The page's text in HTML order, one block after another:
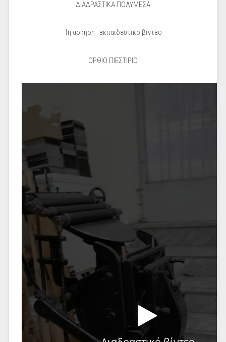
ΔΙΑΔΡΑΣΤΙΚΑ ΠΟΛΥΜΕΣΑ
1η ασκηση : εκπαιδευτικο βιντεο
ΟΡΘΙΟ ΠΙΕΣΤΙΡΙΟ